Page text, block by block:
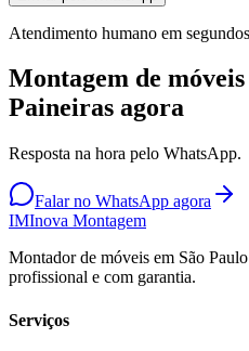
Atendimento humano em
Montagem de
Paineiras agora
Resposta na hora pelo WhatsApp.
Falar no WhatsApp agora
IMInova Montagem
Montador de móveis em São
profissional e com garantia.
Serviços